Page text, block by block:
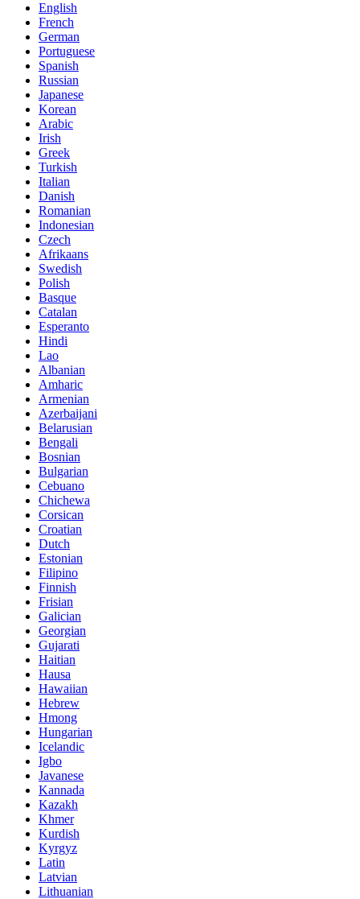
English
French
German
Portuguese
Spanish
Russian
Japanese
Korean
Arabic
Irish
Greek
Turkish
Italian
Danish
Romanian
Indonesian
Czech
Afrikaans
Swedish
Polish
Basque
Catalan
Esperanto
Hindi
Lao
Albanian
Amharic
Armenian
Azerbaijani
Belarusian
Bengali
Bosnian
Bulgarian
Cebuano
Chichewa
Corsican
Croatian
Dutch
Estonian
Filipino
Finnish
Frisian
Galician
Georgian
Gujarati
Haitian
Hausa
Hawaiian
Hebrew
Hmong
Hungarian
Icelandic
Igbo
Javanese
Kannada
Kazakh
Khmer
Kurdish
Kyrgyz
Latin
Latvian
Lithuanian